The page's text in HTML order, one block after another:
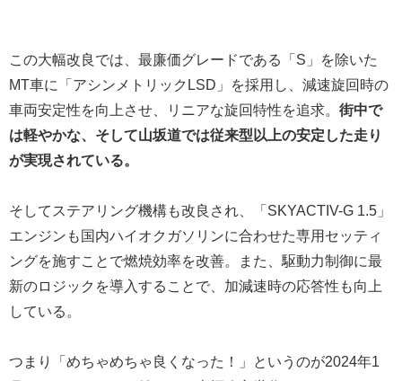
この大幅改良では、最廉価グレードである「S」を除いた
MT車に「アシンメトリックLSD」を採用し、減速旋回時の
車両安定性を向上させ、リニアな旋回特性を追求。 街中で
は軽やかな、そして山坂道では従来型以上の安定した走り
が実現されている。
そしてステアリング機構も改良され、「SKYACTIV-G 1.5」
エンジンも国内ハイオクガソリンに合わせた専用セッティ
ングを施すことで燃焼効率を改善。また、駆動力制御に最
新のロジックを導入することで、加減速時の応答性も向上
している。
つまり「めちゃめちゃ良くなった！」というのが2024年1